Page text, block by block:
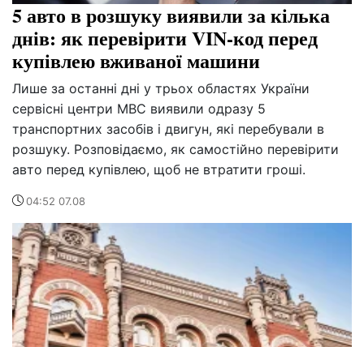
5 авто в розшуку виявили за кілька
днів: як перевірити VIN-код перед
купівлею вживаної машини
Лише за останні дні у трьох областях України
сервісні центри МВС виявили одразу 5
транспортних засобів і двигун, які перебували в
розшуку. Розповідаємо, як самостійно перевірити
авто перед купівлею, щоб не втратити гроші.
04:52 07.08